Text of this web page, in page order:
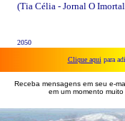
(Tia Célia - Jornal O
2050
Clique aqui para
Receba mensagens em seu e-
em um momento muito